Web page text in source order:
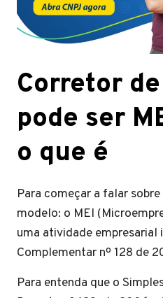
Corretor
pode ser
o que é
Para começar a falar
modelo: o MEI
uma atividade empresarial
Complementar nº 128 de
Para entenda que o